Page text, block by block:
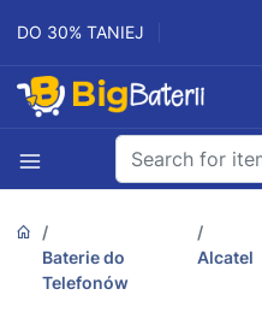
DO 30% TANIEJ
Baterie do
Telefonów
Alcatel